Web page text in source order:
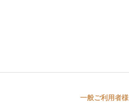
一般ご利用者様